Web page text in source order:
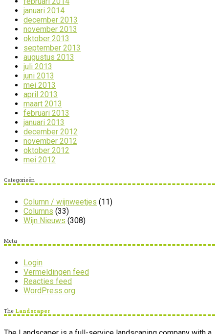
januari 2014
december 2013
november 2013
oktober 2013
september 2013
augustus 2013
juli 2013
juni 2013
mei 2013
april 2013
maart 2013
februari 2013
januari 2013
december 2012
november 2012
oktober 2012
mei 2012
Categorieën
Column / wijnweetjes (11)
Columns (33)
Wijn Nieuws (308)
Meta
Login
Vermeldingen feed
Reacties feed
WordPress.org
The Landscaper